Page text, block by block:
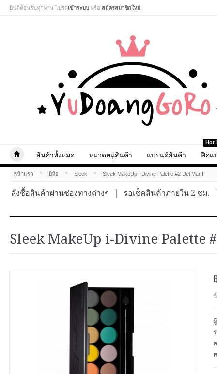
ยินดีต้อนรับทุกท่าน โปรดเข้าระบบ หรือ สมัครสมาชิกใหม่
สินค้าทั้งหมด หมวดหมู่สินค้า แบรนด์สินค้า
Hot
ฟีคแ
หน้าแรก » ยี่ห้อ » Sleek » Sleek MakeUp i-Divine Palette #2 Del Mar II
สั่งซื้อสินค้าผ่านช่องทางต่างๆ รอเช็คสินค้าภายใน 2 ชม.
Sleek MakeUp i-Divine Palette